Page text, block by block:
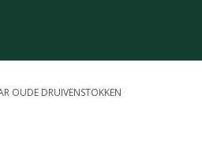
OUDE DRUIVENSTOKKEN